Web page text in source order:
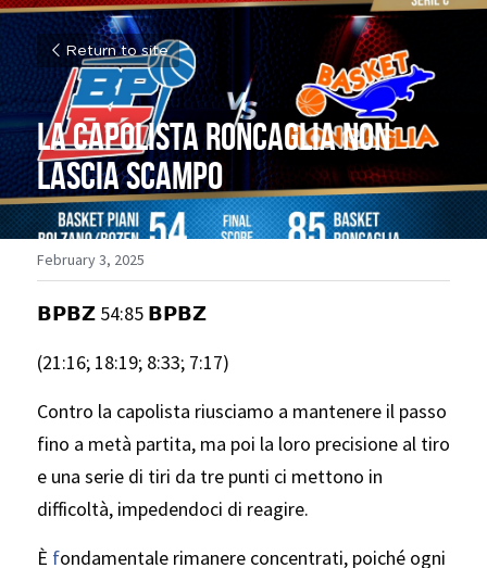
Return to site
La capolista Roncaglia non
lascia scampo
February 3, 2025
𝗕𝗣𝗕𝗭 54:85 𝗕𝗣𝗕𝗭
(21:16; 18:19; 8:33; 7:17)
Contro la capolista riusciamo a mantenere il passo
fino a metà partita, ma poi la loro precisione al tiro
e una serie di tiri da tre punti ci mettono in
difficoltà, impedendoci di reagire.
È fondamentale rimanere concentrati, poiché ogni